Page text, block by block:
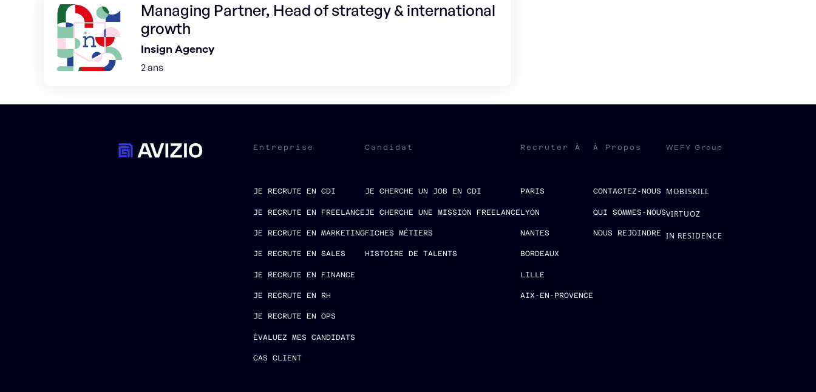
Managing Partner, Head of strategy & international
growth
Insign Agency
2 ans
Entreprise
JE RECRUTE EN CDI
JE RECRUTE EN FREELANCE
JE RECRUTE EN MARKETING
JE RECRUTE EN SALES
JE RECRUTE EN FINANCE
JE RECRUTE EN RH
JE RECRUTE EN OPS
ÉVALUEZ MES CANDIDATS
CAS CLIENT
Candidat
JE CHERCHE UN JOB EN CDI
JE CHERCHE UNE MISSION FREELANCE
FICHES MÉTIERS
HISTOIRE DE TALENTS
Recruter À
PARIS
LYON
NANTES
BORDEAUX
LILLE
AIX-EN-PROVENCE
À Propos
CONTACTEZ-NOUS
QUI SOMMES-NOUS
NOUS REJOINDRE
WEFY Group
MOBISKILL
VIRTUOZ
IN RESIDENCE